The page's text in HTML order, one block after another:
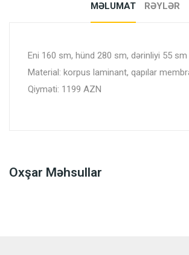
MƏLUMAT RƏYLƏR
Eni 160 sm, hünd 280 sm, dərinliyi 55 sm
Material: korpus laminant, qapılar
Qiyməti: 1199 AZN
Oxşar Məhsullar